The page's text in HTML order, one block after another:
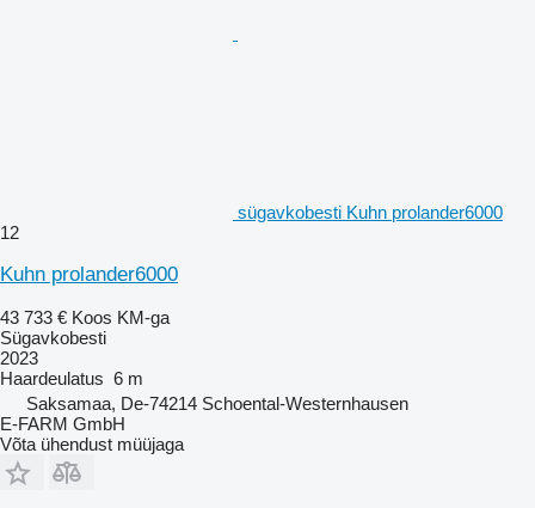
sügavkobesti Kuhn prolander6000
12
Kuhn prolander6000
43 733 € Koos KM-ga
Sügavkobesti
2023
Haardeulatus 6 m
Saksamaa, De-74214 Schoental-Westernhausen
E-FARM GmbH
Võta ühendust müüjaga